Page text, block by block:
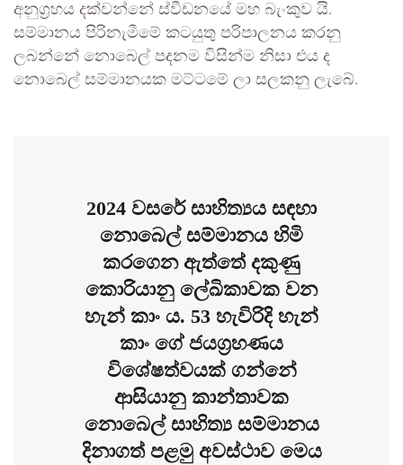
අනුග්‍රහය දක්වන්නේ ස්වීඩනයේ මහ බැංකුව යි.
සම්මානය පිරිනැමීමේ කටයුතු පරිපාලනය කරනු
ලබන්නේ නොබෙල් පදනම විසින්ම නිසා එය ද
නොබෙල් සම්මානයක මට්ටමේ ලා සලකනු ලැබේ.
2024 වසරේ සාහිත්‍යය සඳහා
නොබෙල් සම්මානය හිමි
කරගෙන ඇත්තේ දකුණු
කොරියානු ලේඛිකාවක වන
හැන් කාං ය. 53 හැවිරිදි හැන්
කාං ගේ ජයග්‍රහණය
විශේෂත්වයක් ගන්නේ
ආසියානු කාන්තාවක
නොබෙල් සාහිත්‍ය සම්මානය
දිනාගත් පළමු අවස්ථාව මෙය